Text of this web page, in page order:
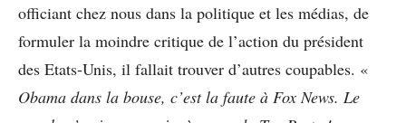
officiant chez nous dans la politique et les médias, de
formuler la moindre critique de l’action du président
des Etats-Unis, il fallait trouver d’autres coupables. «
Obama dans la bouse, c’est la faute à Fox News. Le